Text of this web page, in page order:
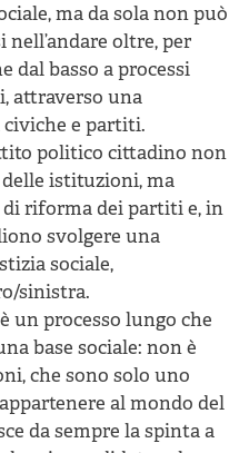
ma da sola non può
nell’andare oltre, per
dal basso a processi
attraverso una
e partiti.
politico cittadino non
istituzioni, ma
riforma dei partiti e, in
svolgere una
sociale,
sinistra.
un processo lungo che
base sociale: non è
che sono solo uno
al mondo del
da sempre la spinta a